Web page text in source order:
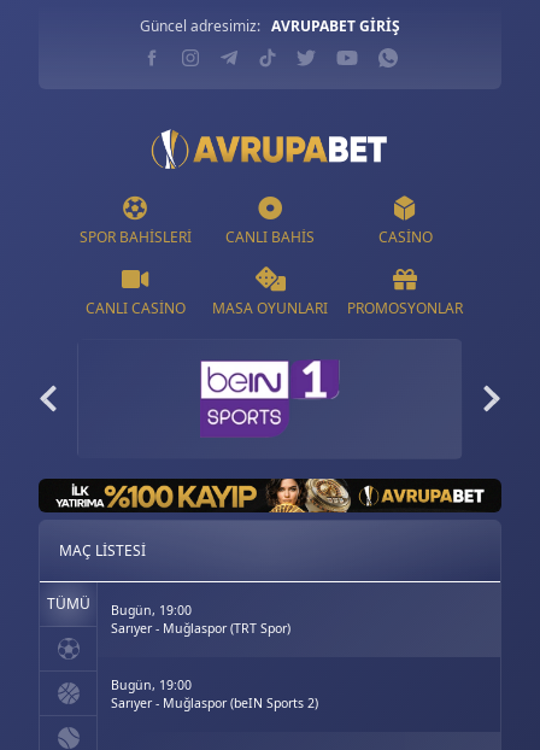
Güncel adresimiz: AVRUPABET GİRİŞ
SPOR BAHISLERI CANLI BAHIS CASINO
CANLI CASINO MASA OYUNLARI PROMOSYONLAR
MAÇ LISTESI
TÜMÜ
Bugün, 19:00
Sarıyer - Muğlaspor (TRT Spor)
Bugün, 19:00
Sarıyer - Muğlaspor (beIN Sports 2)